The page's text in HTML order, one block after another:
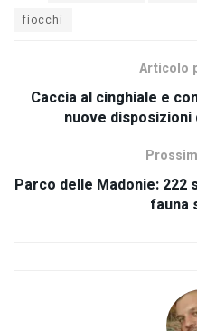
fiocchi
Articolo
Caccia al cinghiale e
nuove disposizioni
Parco delle Madonie:
fauna